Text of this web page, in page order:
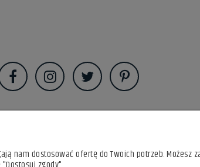
nam dostosować ofertę do Twoich potrzeb.